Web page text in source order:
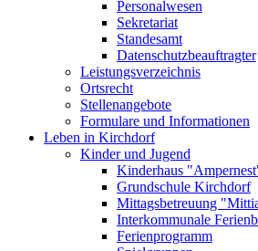
Personalwesen
Sekretariat
Standesamt
Datenschutzbeauftragter
Leistungsverzeichnis
Ortsrecht
Stellenangebote
Formulare und Informationen
Leben in Kirchdorf
Kinder und Jugend
Kinderhaus
Grundschule Kirchdorf
Mittagsbetreuung
Interkommunale
Ferienprogramm